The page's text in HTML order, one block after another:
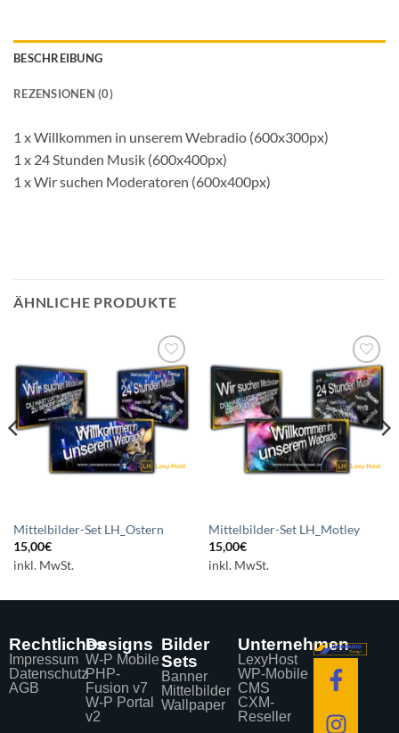
BESCHREIBUNG
REZENSIONEN (0)
1 x Willkommen in unserem Webradio (600x300px)
1 x 24 Stunden Musik (600x400px)
1 x Wir suchen Moderatoren (600x400px)
ÄHNLICHE PRODUKTE
Auf die
Wunschliste
setzen
Mittelbilder-Set LH_Ostern
15,00€
inkl. MwSt.
Auf die
Wunschliste
setzen
Mittelbilder-Set LH_Motley
15,00€
inkl. MwSt.
Rechtliches
Impressum
Datenschutz
AGB
Designs
W-P Mobile
PHP-
Fusion v7
W-P Portal
v2
Bilder
Sets
Banner
Mittelbilder
Wallpaper
Unternehmen
LexyHost
WP-Mobile
CMS
CXM-
Reseller